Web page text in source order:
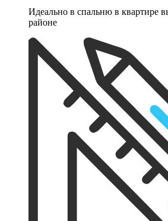
Идеально в спальню в квартире
районе